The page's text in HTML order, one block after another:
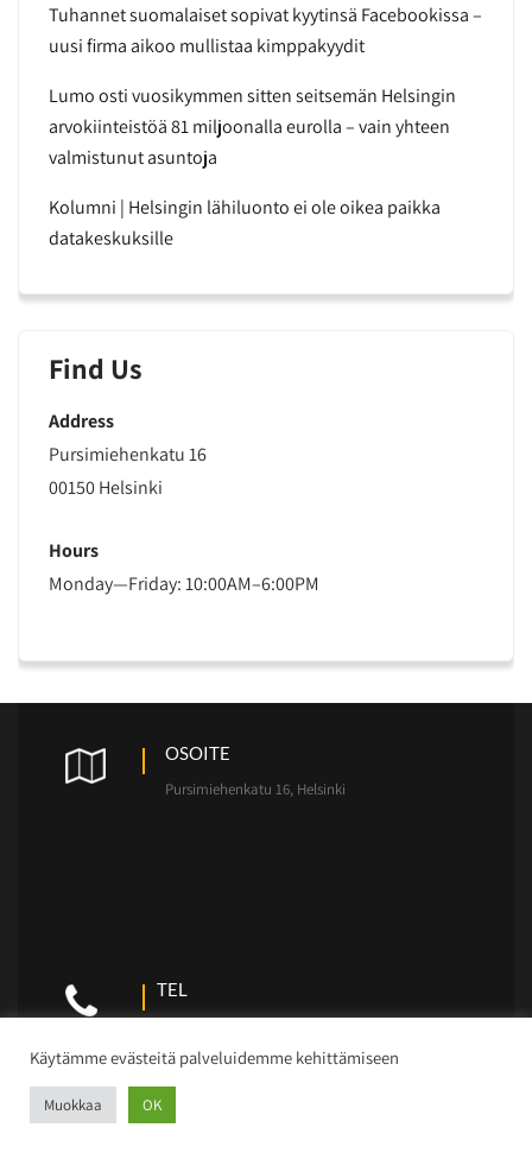
Tuhannet suomalaiset sopivat kyytinsä Facebookissa –
uusi firma aikoo mullistaa kimppakyydit
Lumo osti vuosikymmen sitten seitsemän Helsingin
arvokiinteistöä 81 miljoonalla eurolla – vain yhteen
valmistunut asuntoja
Kolumni | Helsingin lähiluonto ei ole oikea paikka
datakeskuksille
Find Us
Address
Pursimiehenkatu 16
00150 Helsinki
Hours
Monday—Friday: 10:00AM–6:00PM
OSOITE
Pursimiehenkatu 16, Helsinki
TEL
Käytämme evästeitä palveluidemme kehittämiseen
Muokkaa OK